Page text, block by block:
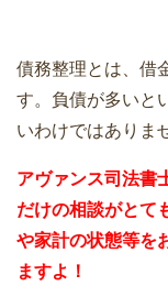
債務整理とは、借
す。負債が多いと
いわけではありま
アヴァンス司法書
だけの相談がとて
や家計の状態等を
ますよ！